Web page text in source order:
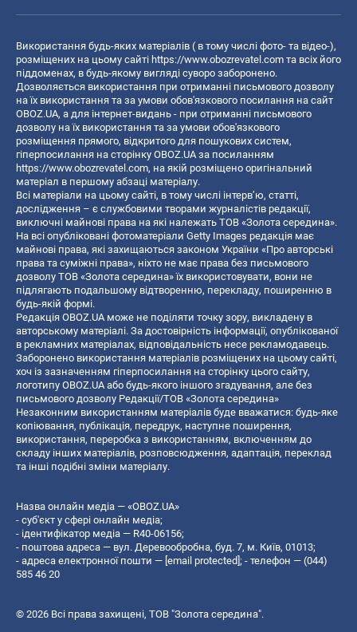
Використання будь-яких матеріалів ( в тому числі фото- та відео-),
розміщених на цьому сайті https://www.obozrevatel.com та всіх його
піддоменах, в будь-якому вигляді суворо заборонено.
Дозволяється використання при отриманні письмового дозволу
на їх використання та за умови обов'язкового посилання на сайт
OBOZ.UA, а для інтернет-видань - при отриманні письмового
дозволу на їх використання та за умови обов'язкового
розміщення прямого, відкритого для пошукових систем,
гіперпосилання на сторінку OBOZ.UA за посиланням
https://www.obozrevatel.com, на якій розміщено оригінальний
матеріал в першому абзаці матеріалу.
Всі матеріали на цьому сайті, в тому числі інтерв’ю, статті,
дослідження – є службовими творами журналістів редакції,
виключні майнові права на які належать ТОВ «Золота середина».
На всі опубліковані фотоматеріали Getty Images редакція має
майнові права, які захищаються законом України «Про авторські
права та суміжні права», ніхто не має права без письмового
дозволу ТОВ «Золота середина» їх використовувати, вони не
підлягають подальшому відтворенню, перекладу, поширенню в
будь-якій формі.
Редакція OBOZ.UA може не поділяти точку зору, викладену в
авторському матеріалі. За достовірність інформації, опублікованої
в рекламних матеріалах, відповідальність несе рекламодавець.
Заборонено використання матеріалів розміщених на цьому сайті,
хоч із зазначенням гіперпосилання на сторінку цього сайту,
логотипу OBOZ.UA або будь-якого іншого згадування, але без
письмового дозволу Редакції/ТОВ «Золота середина»
Незаконним використанням матеріалів буде вважатися: будь-яке
копiювання, публiкацiя, передрук, наступне поширення,
використання, переробка з використанням, включенням до
складу інших матеріалів, розповсюдження, адаптація, переклад
та інші подібні зміни матеріалу.
Назва онлайн медіа — «OBOZ.UA»
- суб'єкт у сфері онлайн медіа;
- ідентифікатор медіа — R40-06156;
- поштова адреса — вул. Деревообробна, буд. 7, м. Київ, 01013;
- адреса електронної пошти — [email protected]; - телефон — (044)
585 46 20
© 2026 Всі права захищені, ТОВ "Золота середина".